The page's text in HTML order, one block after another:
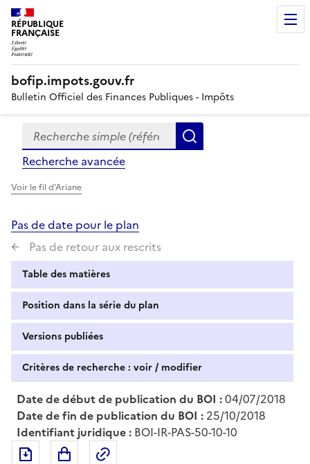
RÉPUBLIQUE
FRANÇAISE
bofip.impots.gouv.fr
Bulletin Officiel des Finances Publiques - Impôts
Formulaire
de
recherche
Recherche simple (références, mots clés, partie du
Recherche avancée
Voir le fil d'Ariane
Pas de date pour le plan
Pas de retour aux rescrits
Table des matières
Position dans la série du plan
Versions publiées
Critères de recherche : voir / modifier
Date de début de publication du BOI :04/07/2018
Date de fin de publication du BOI : 25/10/2018
Identifiant juridique : BOI-IR-PAS-50-10-10
Exporter le document au format pdf